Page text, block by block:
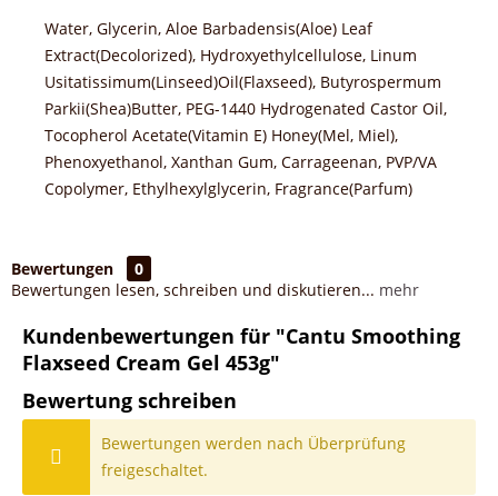
Water, Glycerin, Aloe Barbadensis(Aloe) Leaf
Extract(Decolorized), Hydroxyethylcellulose, Linum
Usitatissimum(Linseed)Oil(Flaxseed), Butyrospermum
Parkii(Shea)Butter, PEG-1440 Hydrogenated Castor Oil,
Tocopherol Acetate(Vitamin E) Honey(Mel, Miel),
Phenoxyethanol, Xanthan Gum, Carrageenan, PVP/VA
Copolymer, Ethylhexylglycerin, Fragrance(Parfum)
Bewertungen
0
Bewertungen lesen, schreiben und diskutieren... mehr
Kundenbewertungen für "Cantu Smoothing
Flaxseed Cream Gel 453g"
Bewertung schreiben
Bewertungen werden nach Überprüfung
freigeschaltet.